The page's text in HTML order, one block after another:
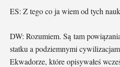
ES: Z tego co ja wiem od tych
DW: Rozumiem. Są tam
statku a podziemnymi
Ekwadorze, które opisywałeś